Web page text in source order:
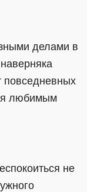
делами в
повседневных
любимым
не